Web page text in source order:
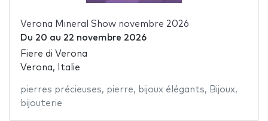
Verona Mineral Show novembre 2026
Du 20 au 22 novembre 2026
Fiere di Verona
Verona, Italie
pierres précieuses, pierre, bijoux élégants, Bijoux,
bijouterie